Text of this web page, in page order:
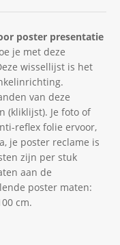
poster presentatie
je met deze
wissellijst is het
van deze
(kliklijst). Je foto of
reflex folie ervoor,
je poster reclame is
zijn per stuk
aan de
poster maten:
cm.